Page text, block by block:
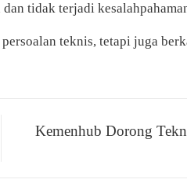
tidak terjadi
teknis, tetapi juga
Kemenhub Dorong